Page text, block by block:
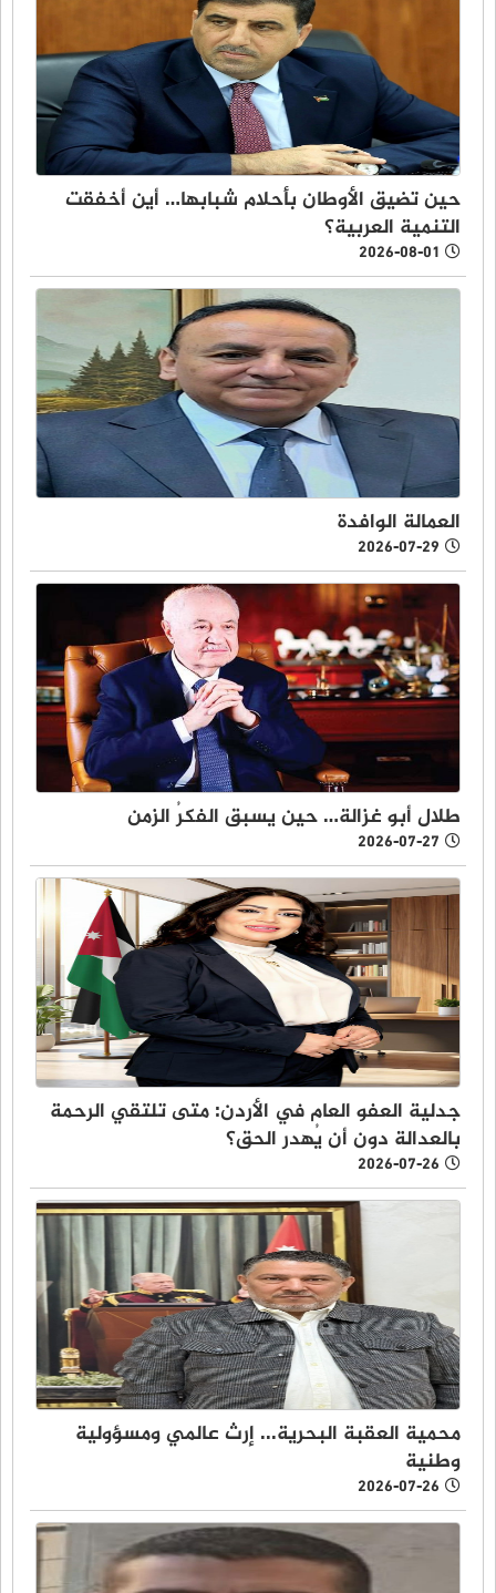
حين تضيق الأوطان بأحلام شبابها… أين أخفقت
التنمية العربية؟
2026-08-01
العمالة الوافدة
2026-07-29
طلال أبو غزالة… حين يسبق الفكرُ الزمن
2026-07-27
جدلية العفو العام في الأردن: متى تلتقي الرحمة
بالعدالة دون أن يُهدر الحق؟
2026-07-26
محمية العقبة البحرية... إرث عالمي ومسؤولية
وطنية
2026-07-26